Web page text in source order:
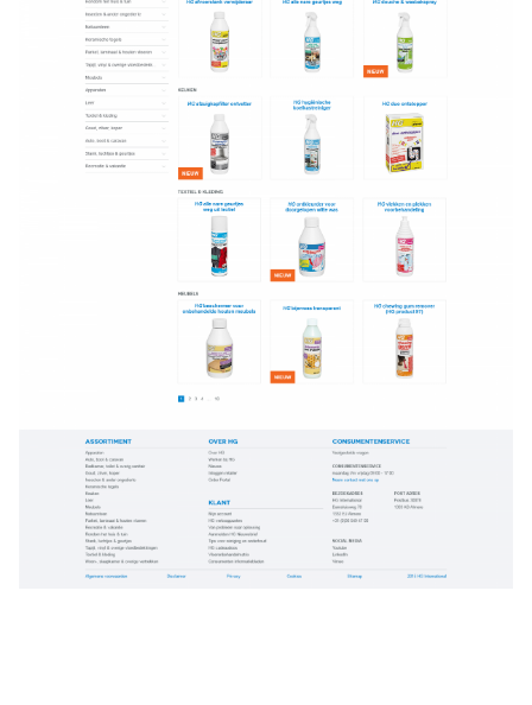
Услуги